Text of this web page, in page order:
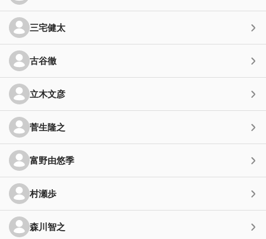
三宅健太
古谷徹
立木文彦
菅生隆之
富野由悠季
村瀬歩
森川智之